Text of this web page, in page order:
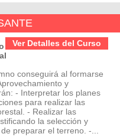
Ver Detalles del Curso
conseguirá al formarse
y
- Interpretar los planes
para realizar las
- Realizar las
la selección y
preparar el terreno. -...